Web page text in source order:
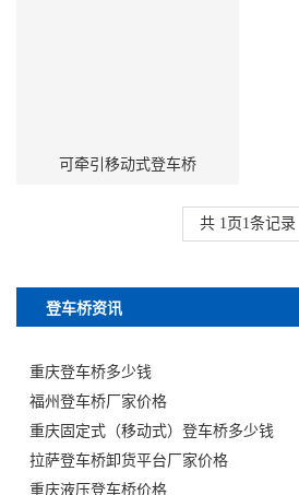
可牵引移动式登车桥
共 1 页1条记录
登车桥资讯
重庆登车桥多少钱
福州登车桥厂家价格
重庆固定式（移动式）登车桥多少钱
拉萨登车桥卸货平台厂家价格
重庆液压登车桥价格